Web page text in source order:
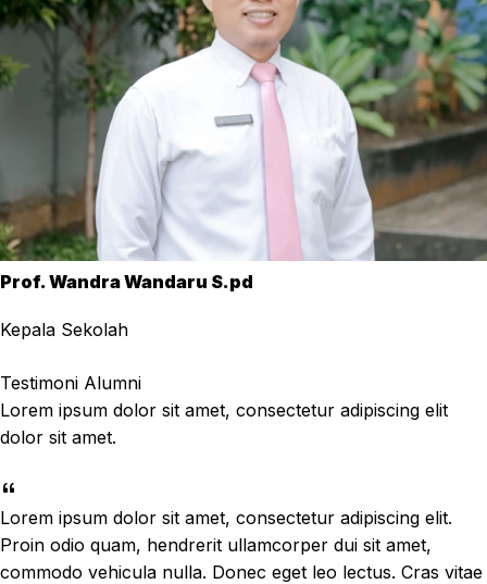
Prof. Wandra Wandaru S.pd
Kepala Sekolah
Testimoni Alumni
Lorem ipsum dolor sit amet, consectetur adipiscing elit
dolor sit amet.
Lorem ipsum dolor sit amet, consectetur adipiscing elit.
Proin odio quam, hendrerit ullamcorper dui sit amet,
commodo vehicula nulla. Donec eget leo lectus. Cras vitae